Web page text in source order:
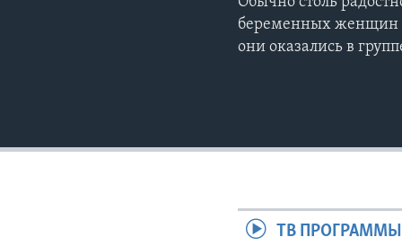
беременных женщин
они оказались в
ТВ ПРОГРАММЫ